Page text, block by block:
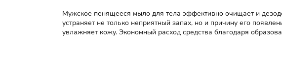
Мужское пенящееся мыло для тела эффективно очищает и
устраняет не только неприятный запах, но и причину его
увлажняет кожу. Экономный расход средства благодаря